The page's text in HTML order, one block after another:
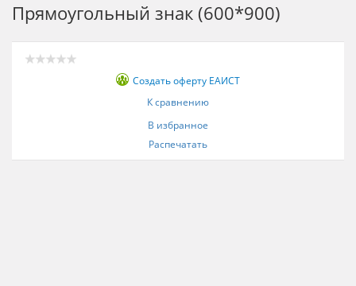
Прямоугольный знак (600*900)
Создать оферту ЕАИСТ
К сравнению
В избранное
Распечатать